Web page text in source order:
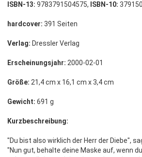
ISBN-13: 9783791504575, ISBN-10:
hardcover: 391 Seiten
Verlag: Dressler Verlag
Erscheinungsjahr: 2000-02-01
Größe: 21,4 cm x 16,1 cm x 3,4 cm
Gewicht: 691 g
Kurzbeschreibung:
"Du bist also wirklich der Herr der Diebe",
"Nun gut, behalte deine Maske auf, wenn